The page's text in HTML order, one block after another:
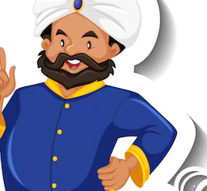
Креативная платформа для создания
ваших лучших работ. Более 1 миллиона
подписчиков среди креаторов,
предприятий, агентств и студий.
Pусский